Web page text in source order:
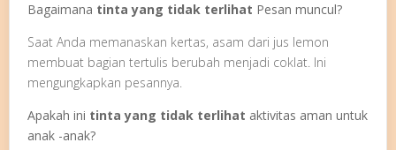
Bagaimana tinta yang tidak terlihat Pesan muncul?
Saat Anda memanaskan kertas, asam dari jus lemon
membuat bagian tertulis berubah menjadi coklat. Ini
mengungkapkan pesannya.
Apakah ini tinta yang tidak terlihat aktivitas aman untuk
anak -anak?